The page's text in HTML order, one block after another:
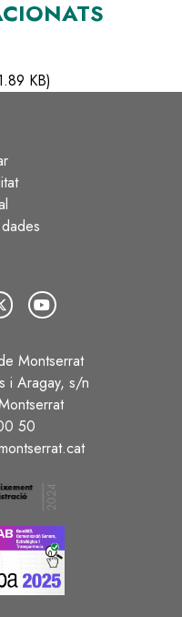
KB)
Montserrat
i Aragay, s/n
50